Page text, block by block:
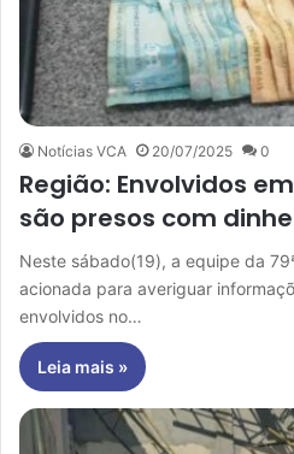
Notícias VCA 20/07/2025 0
Região: Envolvidos
são presos com
Neste sábado(19), a equipe da
acionada para averiguar
envolvidos no…
Leia mais »